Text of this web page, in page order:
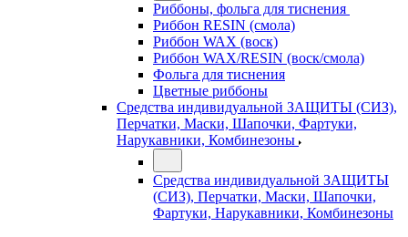
Риббоны, фольга для тиснения
Риббон RESIN (смола)
Риббон WAX (воск)
Риббон WAX/RESIN (воск/смола)
Фольга для тиснения
Цветные риббоны
Средства индивидуальной ЗАЩИТЫ (СИЗ),
Перчатки, Маски, Шапочки, Фартуки,
Нарукавники, Комбинезоны
Средства индивидуальной ЗАЩИТЫ
(СИЗ), Перчатки, Маски, Шапочки,
Фартуки, Нарукавники, Комбинезоны